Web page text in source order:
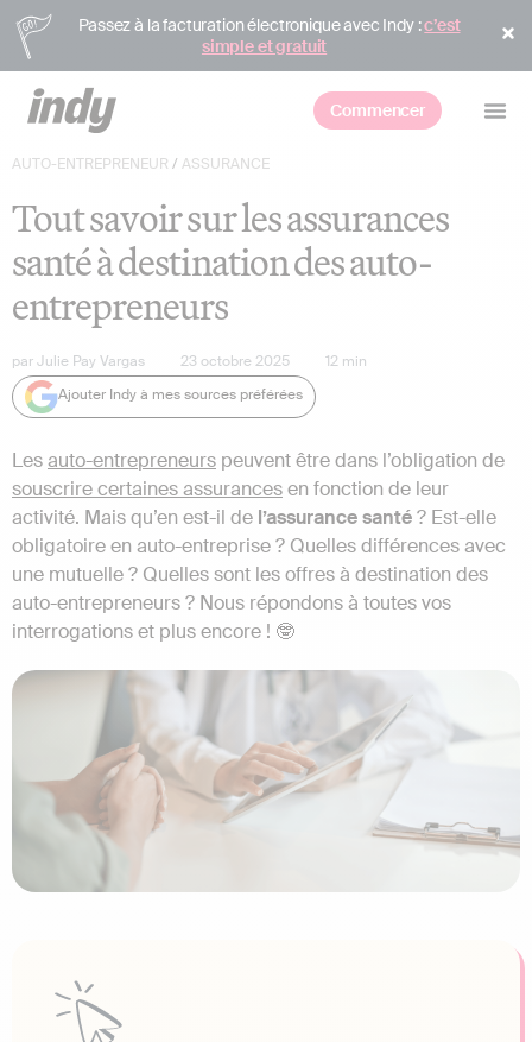
Passez à la facturation électronique avec Indy :c’est
simple et gratuit
Commencer
AUTO-ENTREPRENEUR / ASSURANCE
Tout savoir sur les assurances
santé à destination des auto-
entrepreneurs
parJulie Pay Vargas 23 octobre 2025 12 min
Ajouter Indy à mes sources préférées
Lesauto-entrepreneurs peuvent être dans l’obligation de
souscrire certaines assurancesen fonction de leur
activité. Mais qu’en est-il de l’assurance santé? Est-elle
obligatoire en auto-entreprise ? Quelles différences avec
une mutuelle ? Quelles sont les offres à destination des
auto-entrepreneurs ? Nous répondons à toutes vos
interrogations et plus encore ! 🤓